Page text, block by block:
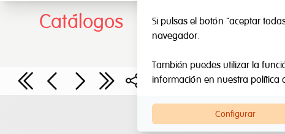
Catálogos
Si pulsas el botón “aceptar
navegador.
También puedes utilizar la
información en nuestra política
Configurar